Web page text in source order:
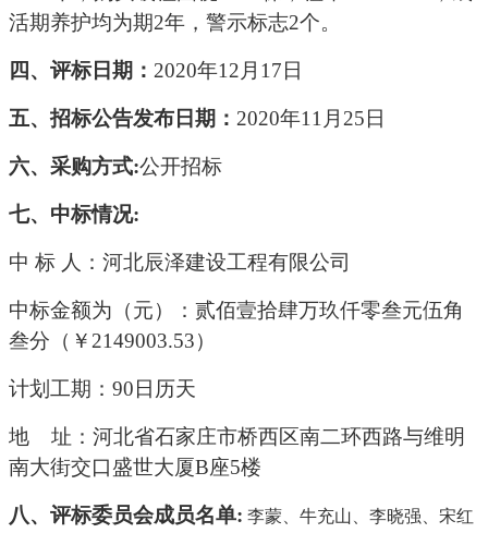
活期养护均为期2年，警示标志2个。
四、评标日期： 2020年12 月 17 日
五、招标公告发布日期： 2020年11 月 25 日
六、 采购方式:公开招标
七、中标情况:
中 标 人：河北辰泽建设工程有限公司
中标金额为（元）：贰佰壹拾肆万玖仟零叁元伍角
叁分（￥ 2149003.53）
计划工期： 90日历天
地
址：河北省石家庄市桥西区南二环西路与维明
南大街交口盛世大厦B座5楼
八、 评标委员会成员名单: 李蒙、牛充山、李晓强、宋红